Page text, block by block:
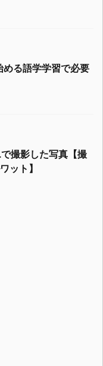
る語学学習で必要
撮影した写真【撮
ット】